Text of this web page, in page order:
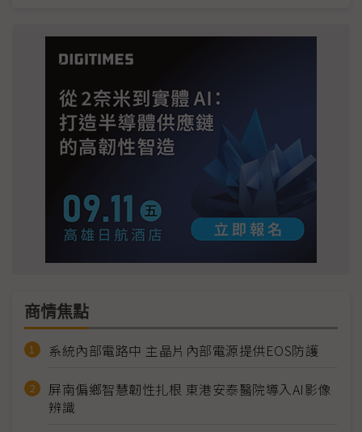
商情焦點
系統內部電路中 主晶片內部電源提供EOS防護
屏南偏鄉智慧韌性扎根 東港安泰醫院導入AI影像
辨識